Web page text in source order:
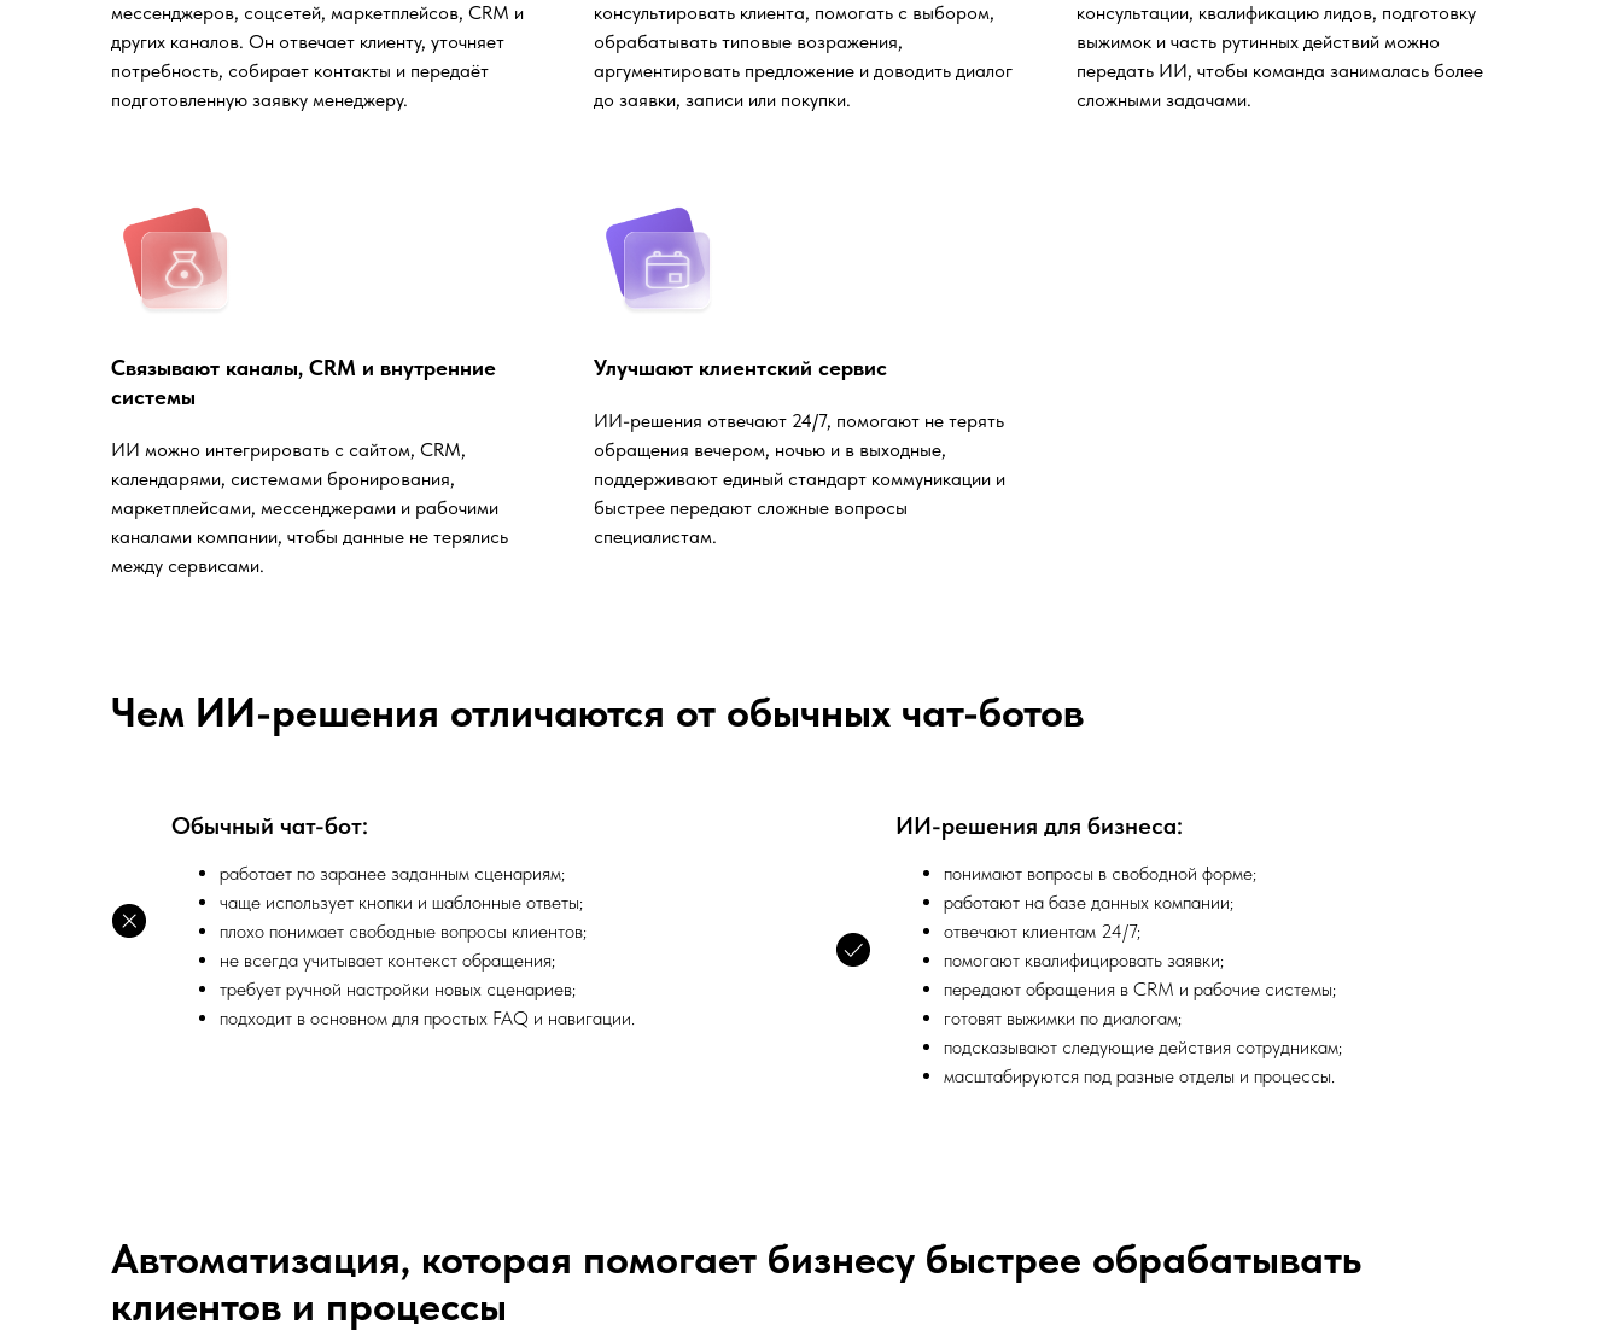
мессенджеров, соцсетей, маркетплейсов, CRM и
других каналов. Он отвечает клиенту, уточняет
потребность, собирает контакты и передаёт
подготовленную заявку менеджеру.
консультировать клиента, помогать с выбором,
обрабатывать типовые возражения,
аргументировать предложение и доводить диалог
до заявки, записи или покупки.
консультации, квалификацию лидов, подготовку
выжимок и часть рутинных действий можно
передать ИИ, чтобы команда занималась более
сложными задачами.
Связывают каналы, CRM и внутренние
системы
ИИ можно интегрировать с сайтом, CRM,
календарями, системами бронирования,
маркетплейсами, мессенджерами и рабочими
каналами компании, чтобы данные не терялись
между сервисами.
Улучшают клиентский сервис
ИИ-решения отвечают 24/7, помогают не терять
обращения вечером, ночью и в выходные,
поддерживают единый стандарт коммуникации и
быстрее передают сложные вопросы
специалистам.
Чем ИИ-решения отличаются от обычных чат-ботов
Обычный чат-бот:
работает по заранее заданным сценариям;
чаще использует кнопки и шаблонные ответы;
плохо понимает свободные вопросы клиентов;
не всегда учитывает контекст обращения;
требует ручной настройки новых сценариев;
подходит в основном для простых FAQ и навигации.
ИИ-решения для бизнеса:
понимают вопросы в свободной форме;
работают на базе данных компании;
отвечают клиентам 24/7;
помогают квалифицировать заявки;
передают обращения в CRM и рабочие системы;
готовят выжимки по диалогам;
подсказывают следующие действия сотрудникам;
масштабируются под разные отделы и процессы.
Автоматизация, которая помогает бизнесу быстрее обрабатывать
клиентов и процессы